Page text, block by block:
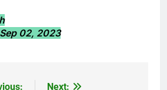
Chấp Hành Tổng Hội
Ago
CON KHẨN CẦU (Rabindranath
02, 2023
Next: